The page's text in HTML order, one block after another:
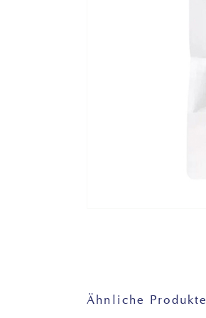
Ähnliche Produkte